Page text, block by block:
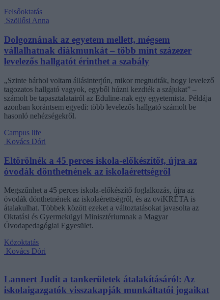
Felsőoktatás
Szöllősi Anna
Dolgoznának az egyetem mellett, mégsem
vállalhatnak diákmunkát – több mint százezer
levelezős hallgatót érinthet a szabály
„Szinte bárhol voltam állásinterjún, mikor megtudták, hogy levelező
tagozatos hallgató vagyok, egyből húzni kezdték a szájukat” –
számolt be tapasztalatairól az Eduline-nak egy egyetemista. Példája
azonban korántsem egyedi: több levelezős hallgató számolt be
hasonló nehézségekről.
Campus life
Kovács Dóri
Eltörölnék a 45 perces iskola-előkészítőt, újra az
óvodák dönthetnének az iskolaérettségről
Megszűnhet a 45 perces iskola-előkészítő foglalkozás, újra az
óvodák dönthetnének az iskolaérettségről, és az oviKRÉTA is
átalakulhat. Többek között ezeket a változtatásokat javasolta az
Oktatási és Gyermekügyi Minisztériumnak a Magyar
Óvodapedagógiai Egyesület.
Közoktatás
Kovács Dóri
Lannert Judit a tankerületek átalakításáról: Az
iskolaigazgatók visszakapják munkáltatói jogaikat